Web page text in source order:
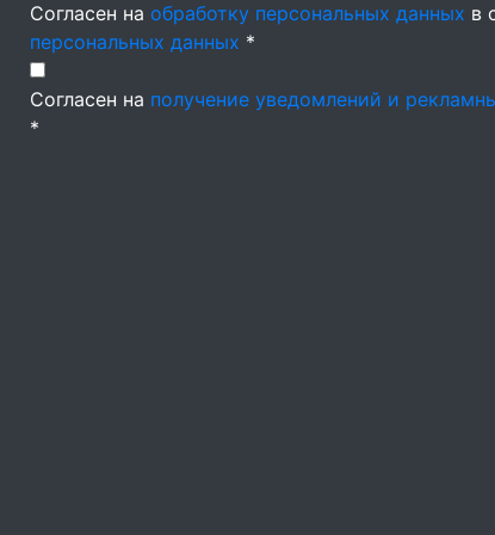
Согласен на обработку персональных данных в
персональных данных *
Согласен на получение уведомлений и
*